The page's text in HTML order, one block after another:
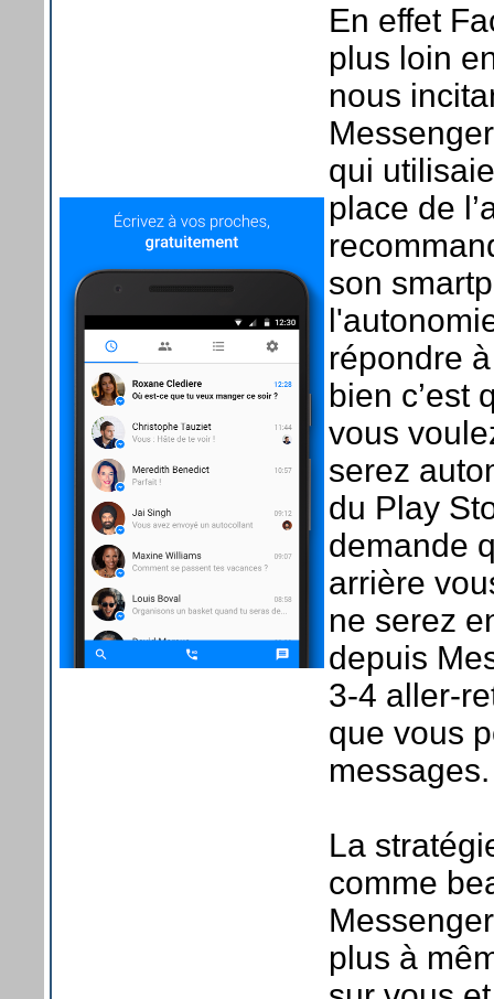
En effet
plus loin
nous
qui
place de
son
répondre
bien c’est
vous
serez
du Play
demande
arrière
ne serez
depuis
3-4 aller-
que vous
La
comme
plus à